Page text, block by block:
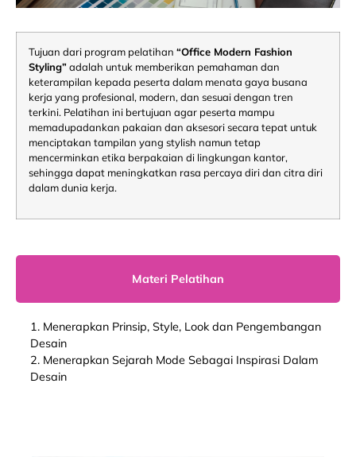
Tujuan dari program pelatihan “Office Modern Fashion
Styling”adalah untuk memberikan pemahaman dan
keterampilan kepada peserta dalam menata gaya busana
kerja yang profesional, modern, dan sesuai dengan tren
terkini. Pelatihan ini bertujuan agar peserta mampu
memadupadankan pakaian dan aksesori secara tepat untuk
menciptakan tampilan yang stylish namun tetap
mencerminkan etika berpakaian di lingkungan kantor,
sehingga dapat meningkatkan rasa percaya diri dan citra diri
dalam dunia kerja.
Materi Pelatihan
1. Menerapkan Prinsip, Style, Look dan Pengembangan
Desain
2. Menerapkan Sejarah Mode Sebagai Inspirasi Dalam
Desain